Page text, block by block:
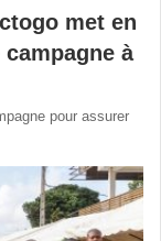
met en
à
pour assurer